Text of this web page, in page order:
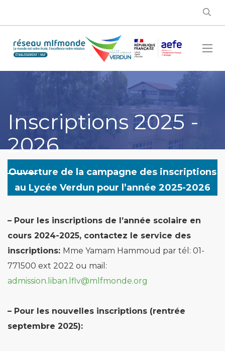
Inscriptions 2025 -
2026
Ouverture de la campagne des inscriptions
au Lycée Verdun pour l’année 2025-2026
– Pour les inscriptions de l’année scolaire en
cours 2024-2025, contactez le service des
inscriptions: Mme Yamam Hammoud par tél: 01-
771500 ext 2022 ou mail:
admission.liban.lflv@mlfmonde.org
– Pour les nouvelles inscriptions (rentrée
septembre 2025):